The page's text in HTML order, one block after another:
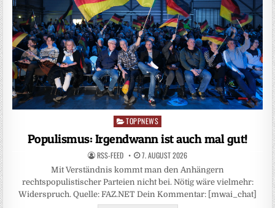
Posted
TOPPNEWS
Populismus: Irgendwann ist auch mal gut!
RSS-FEED 7. AUGUST 2026
Mit Verständnis kommt man den Anhängern
rechtspopulistischer Parteien nicht bei. Nötig wäre vielmehr:
Widerspruch. Quelle: FAZ.NET Dein Kommentar: [mwai_chat]